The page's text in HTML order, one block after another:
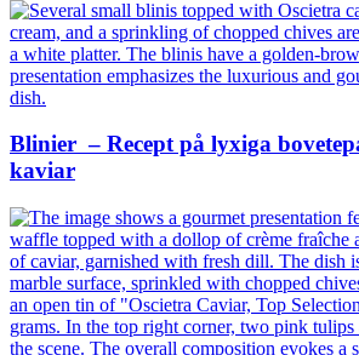
Blinier – Recept på lyxiga
kaviar